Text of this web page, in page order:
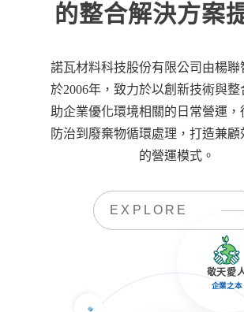
的整合解決方案
諾瓦材料科技股份有限公司由楊聯
於2006年，致力於以創新技術與
助企業優化環境相關的日常營運，
防治到廢棄物循環處理，打造兼顧
的營運模式。
EXPLORE
敬天愛
企業之本